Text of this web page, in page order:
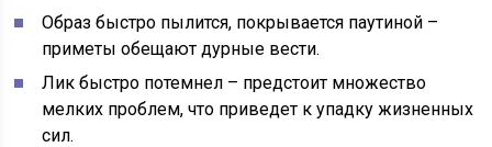
Образ быстро пылится, покрывается паутиной –
приметы обещают дурные вести.
Лик быстро потемнел – предстоит множество
мелких проблем, что приведет к упадку жизненных
сил.